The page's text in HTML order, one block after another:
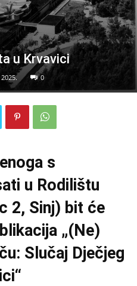
u Krvavici
0
s
u Rodilištu
2, Sinj) bit će
„(Ne)
Slučaj Dječjeg